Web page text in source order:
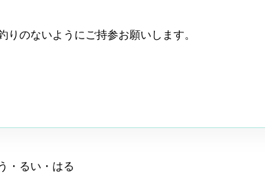
のないようにご持参お願いします。
・るい・はる